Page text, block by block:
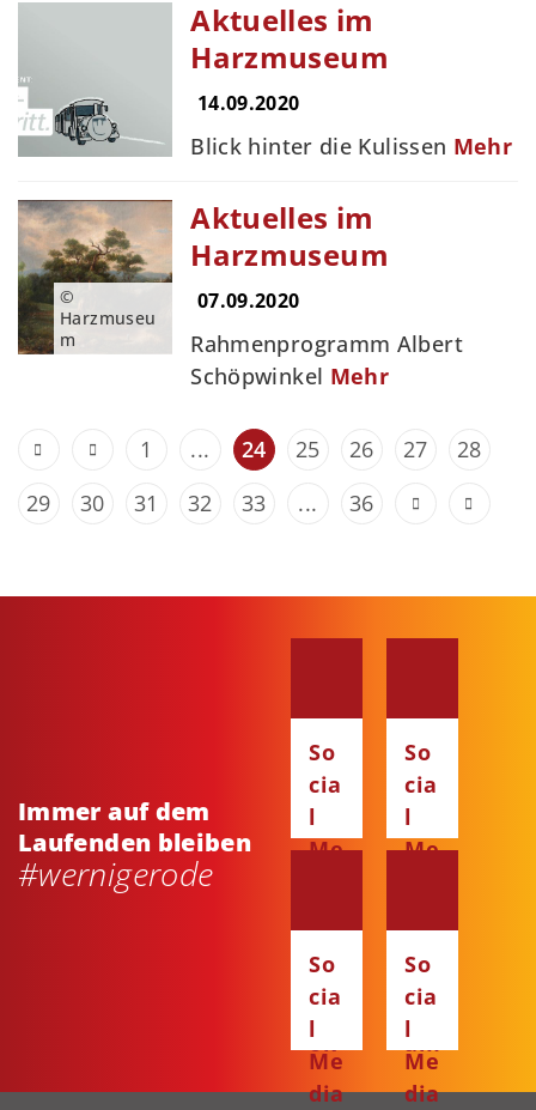
Aktuelles im
Harzmuseum
14.09.2020
Blick hinter die Kulissen Mehr
Aktuelles im
Harzmuseum
07.09.2020
Rahmenprogramm Albert
Schöpwinkel Mehr
©
Harzmuseu
m
1 ... 24 25 26 27
28
29
30 31 32 33 ... 36
Immer auf dem
Laufenden bleiben
#wernigerode
So
cia
l
Me
ce
bo
ok
So
cia
l
Me
ta
gr
am
So
cia
l
Me
dia
So
cia
l
Me
dia